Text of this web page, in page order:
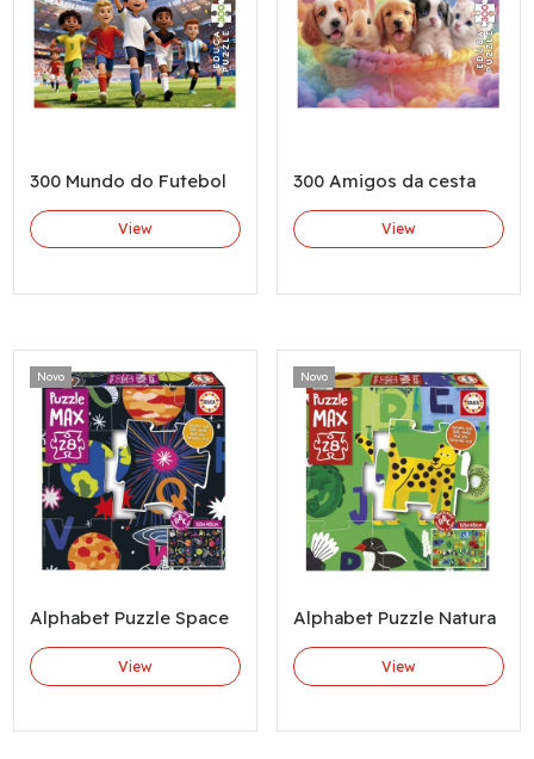
300 Mundo do Futebol
View
300 Amigos da cesta
View
Novo
Alphabet Puzzle Space
View
Novo
Alphabet Puzzle Natura
View